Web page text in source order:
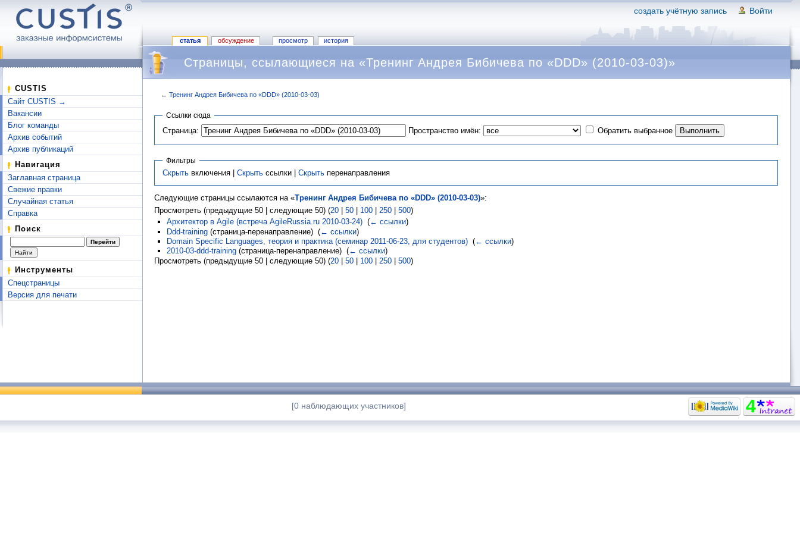
создать учётную запись Войти
статья обсуждение просмотр история
CUSTIS
Сайт CUSTIS →
Вакансии
Блог команды
Архив событий
Архив публикаций
Навигация
Заглавная страница
Свежие правки
Случайная статья
Справка
Поиск
Инструменты
Спецстраницы
Версия для печати
Страницы, ссылающиеся на «Тренинг Андрея Бибичева по «DDD» (2010-03-03)»
← Тренинг Андрея Бибичева по «DDD» (2010-03-03)
Ссылки сюда
Страница: Пространство имён: Обратить выбранное
Фильтры
Скрыть включения | Скрыть ссылки | Скрыть перенаправления
Следующие страницы ссылаются на «Тренинг Андрея Бибичева по «DDD» (2010-03-03)»:
Просмотреть (предыдущие 50 | следующие 50) (20 50 100 250 500)
Архитектор в Agile (встреча AgileRussia.ru 2010-03-24)‎ (← ссылки)
Ddd-training(страница-перенаправление) ‎ (← ссылки)
Domain Specific Languages, теория и практика (семинар 2011-06-23, для студентов)‎ (← ссылки)
2010-03-ddd-training(страница-перенаправление) ‎ (← ссылки)
Просмотреть (предыдущие 50 | следующие 50) (20 | 50 | 100 | 250 | 500)
[0 наблюдающих участников]